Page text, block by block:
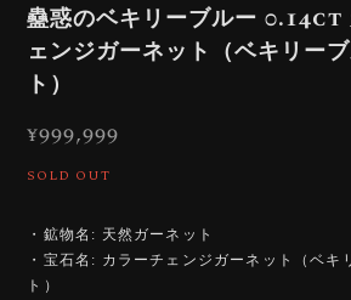
蠱惑のベキリーブルー 0.14ct
ェンジガーネット（ベキリー
ト）
¥999,999
SOLD OUT
・鉱物名: 天然ガーネット
・宝石名: カラーチェンジガーネット（ベキ
ト）